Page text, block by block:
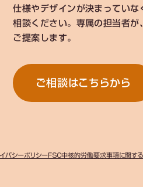
仕様やデザインが決まってい
相談ください。専属の担当者
ご提案します。
ご相談はこちらから
バシーポリシーＦＳＣ中核的労働要求事項に関す